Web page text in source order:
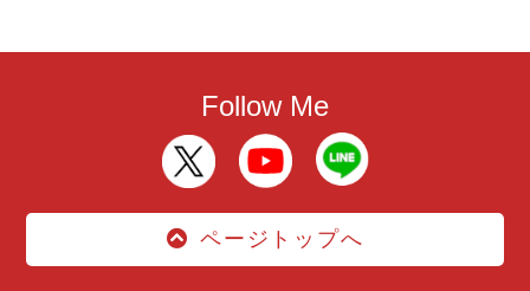
Follow Me
ページトップへ